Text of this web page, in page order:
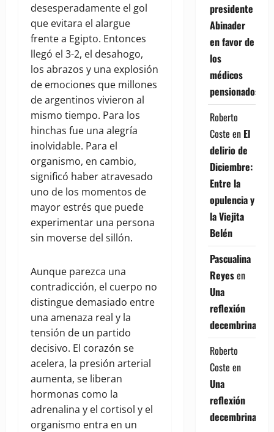
desesperadamente el gol
que evitara el alargue
frente a Egipto. Entonces
llegó el 3-2, el desahogo,
los abrazos y una explosión
de emociones que millones
de argentinos vivieron al
mismo tiempo. Para los
hinchas fue una alegría
inolvidable. Para el
organismo, en cambio,
significó haber atravesado
uno de los momentos de
mayor estrés que puede
experimentar una persona
sin moverse del sillón.
Aunque parezca una
contradicción, el cuerpo no
distingue demasiado entre
una amenaza real y la
tensión de un partido
decisivo. El corazón se
acelera, la presión arterial
aumenta, se liberan
hormonas como la
adrenalina y el cortisol y el
organismo entra en un
presidente
Abinader
en favor de
los
médicos
pensionados
Roberto
Coste en El
delirio de
Diciembre:
Entre la
opulencia y
la Viejita
Belén
Pascualina
Reyesen
Una
reflexión
decembrina
Roberto
Coste en
Una
reflexión
decembrina